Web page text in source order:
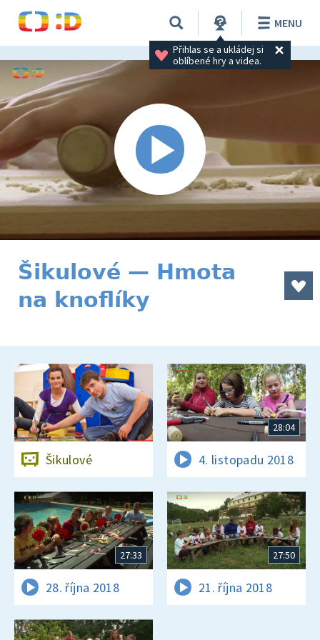
Přihlas se a ukládej si
oblíbené hry a videa.
MENU
Šikulové — Hmota
na knoflíky
Šikulové
28:04
4. listopadu 2018
27:33
28. října 2018
27:50
21. října 2018